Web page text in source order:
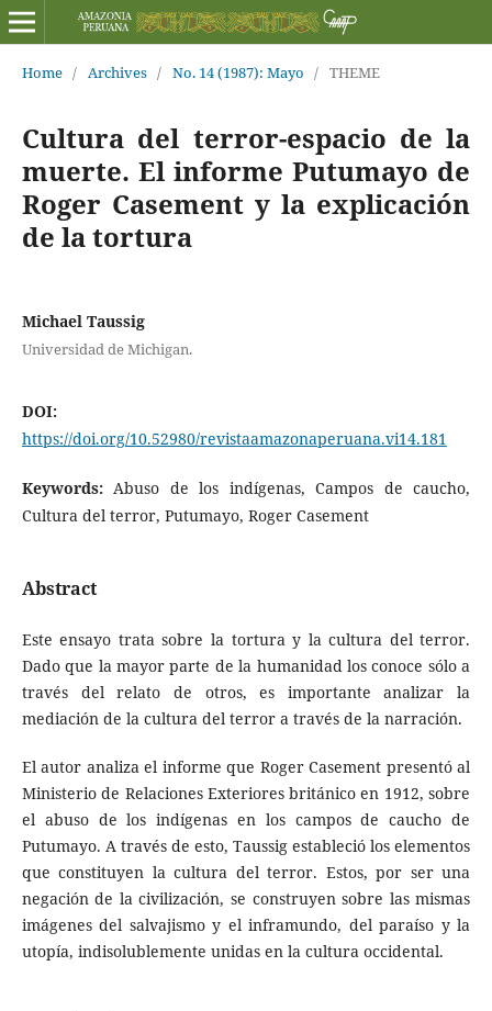
Home / Archives / No. 14 (1987): Mayo / THEME
Cultura del terror-espacio de la
muerte. El informe Putumayo de
Roger Casement y la explicación
de la tortura
Michael Taussig
Universidad de Michigan.
DOI:
https://doi.org/10.52980/revistaamazonaperuana.vi14.181
Keywords:Abuso de los indígenas, Campos de caucho,
Cultura del terror, Putumayo, Roger Casement
Abstract
Este ensayo trata sobre la tortura y la cultura del terror.
Dado que la mayor parte de la humanidad los conoce sólo a
través del relato de otros, es importante analizar la
mediación de la cultura del terror a través de la narración.
El autor analiza el informe que Roger Casement presentó al
Ministerio de Relaciones Exteriores británico en 1912, sobre
el abuso de los indígenas en los campos de caucho de
Putumayo. A través de esto, Taussig estableció los elementos
que constituyen la cultura del terror. Estos, por ser una
negación de la civilización, se construyen sobre las mismas
imágenes del salvajismo y el inframundo, del paraíso y la
utopía, indisolublemente unidas en la cultura occidental.